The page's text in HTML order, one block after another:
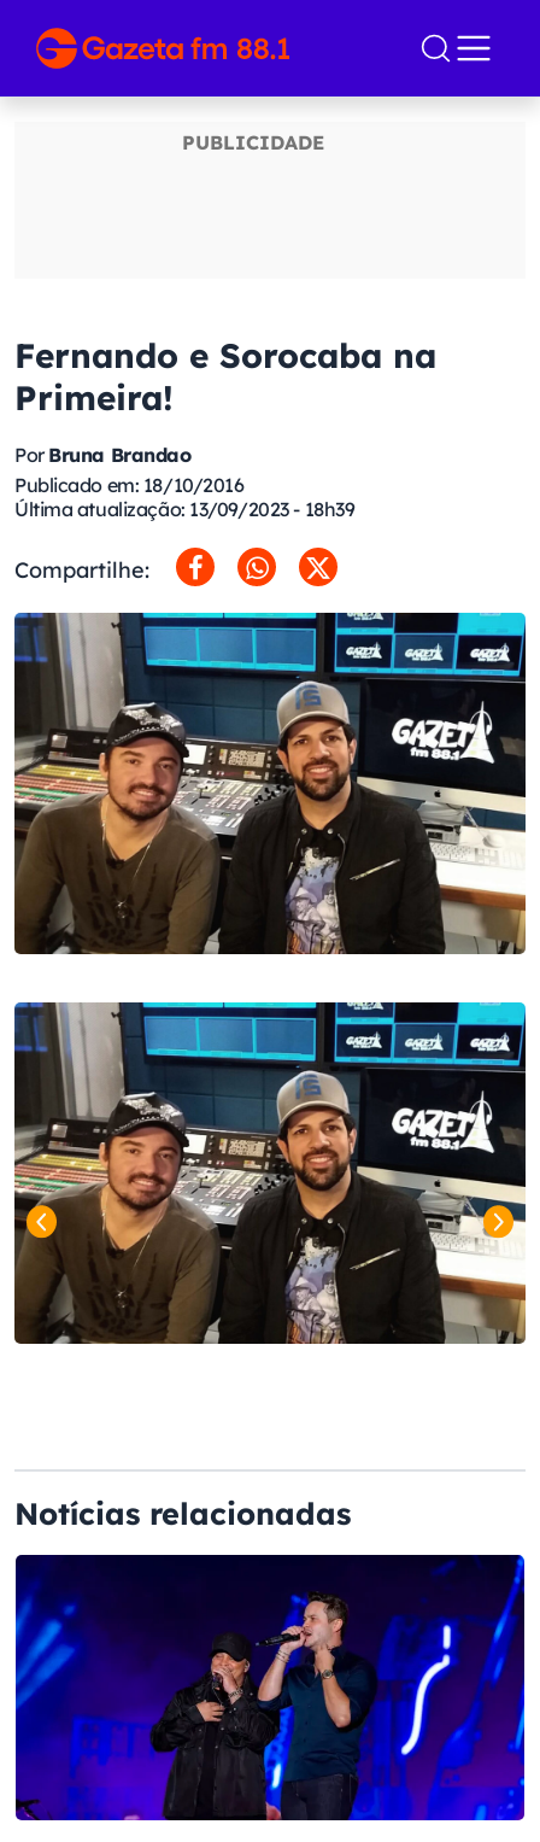
Fernando e Sorocaba na
Primeira!
PorBruna Brandao
Publicado em: 18/10/2016
Última atualização: 13/09/2023 - 18h39
Compartilhe:
Notícias relacionadas